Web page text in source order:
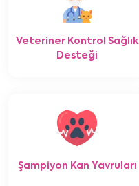
Veteriner Kontrol Sağlık
Desteği
Şampiyon Kan Yavruları